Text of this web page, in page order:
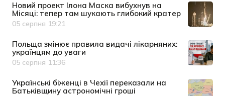
Новий проект Ілона Маска вибухнув на
Місяці: тепер там шукають глибокий кратер
Дата публікації
05 серпня 19:21
Польща змінює правила видачі лікарняних:
українцям до уваги
Дата публікації
05 серпня 11:36
Українські біженці в Чехії переказали на
Батьківщину астрономічні гроші